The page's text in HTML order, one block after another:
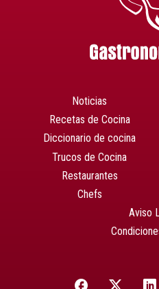
Noticias
Recetas de Cocina
Diccionario de cocina
Trucos de Cocina
Restaurantes
Chefs
Aviso